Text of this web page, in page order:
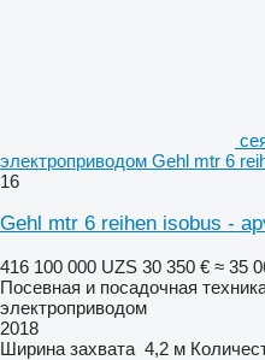
электроприводом Gehl mtr 6
16
Gehl mtr 6 reihen isobus -
416 100 000 UZS 30 350 € ≈ 35
Посевная и посадочная
электроприводом
2018
Ширина захвата 4,2 м